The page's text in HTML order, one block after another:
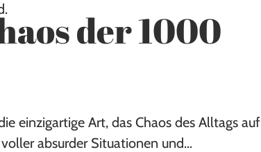
der 1000
einzigartige Art, das Chaos des Alltags auf
absurder Situationen und